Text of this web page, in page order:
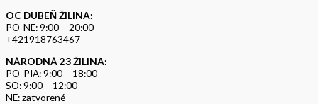
OC DUBEŇ ŽILINA:
PO-NE: 9:00 – 20:00
+421918763467
NÁRODNÁ 23 ŽILINA:
PO-PIA: 9:00 – 18:00
SO: 9:00 – 12:00
NE: zatvorené